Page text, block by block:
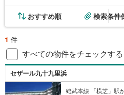
おすすめ順 検索条件
1 件
すべての物件をチェックする
セザール九十九里浜
総武本線 「横芝」駅